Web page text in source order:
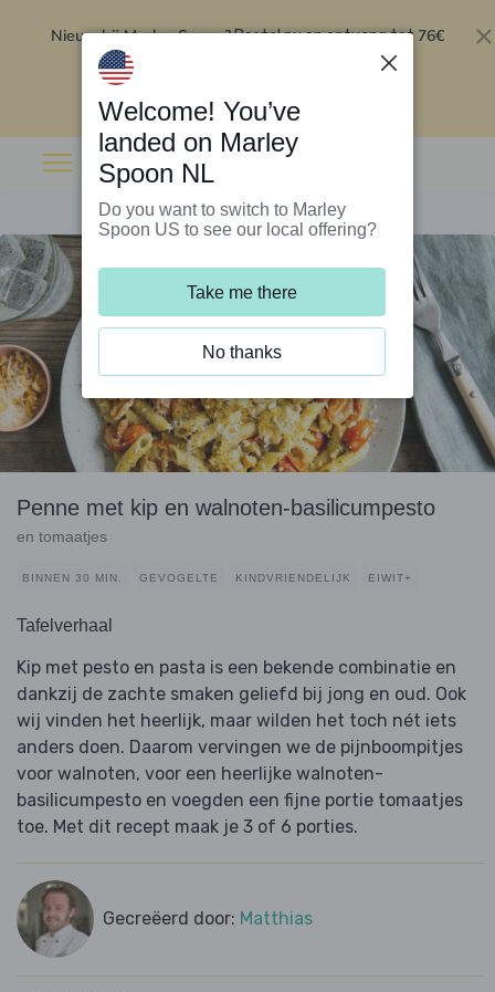
Nieuw bij Marley Spoon?Bestel nu en ontvang tot 76€
Penne met kip en walnoten-basilicumpesto
en tomaatjes
BINNEN 30 MIN. GEVOGELTE KINDVRIENDELIJK EIWIT+
Tafelverhaal
Kip met pesto en pasta is een bekende combinatie en
dankzij de zachte smaken geliefd bij jong en oud. Ook
wij vinden het heerlijk, maar wilden het toch nét iets
anders doen. Daarom vervingen we de pijnboompitjes
voor walnoten, voor een heerlijke walnoten-
basilicumpesto en voegden een fijne portie tomaatjes
toe. Met dit recept maak je 3 of 6 porties.
Gecreëerd door: Matthias
Welcome! You’ve
landed on Marley
Spoon NL
Do you want to switch to Marley
Spoon US to see our local offering?
Take me there
No thanks